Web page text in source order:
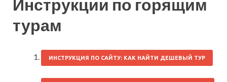
Инструкции по горящим
турам
ИНСТРУКЦИЯ ПО САЙТУ: КАК НАЙТИ ДЕШЕВЫЙ ТУР